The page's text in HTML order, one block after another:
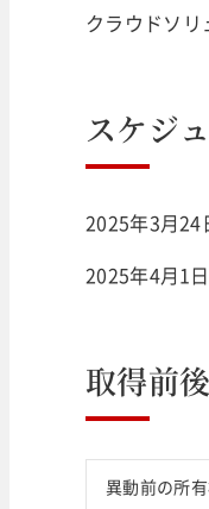
クラウドソリ
スケジ
2025年3月24
2025年4月1
取得前
異動前の所